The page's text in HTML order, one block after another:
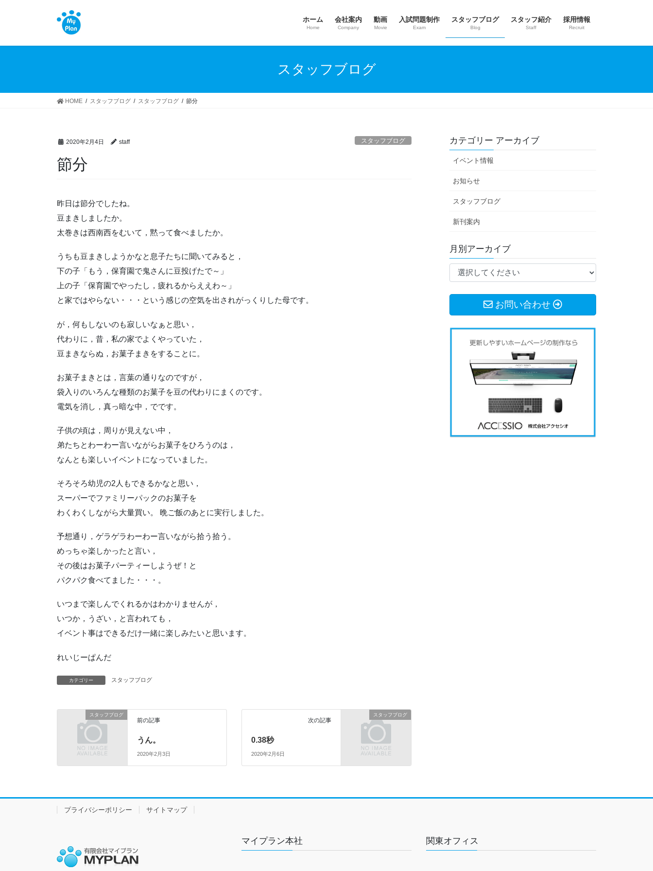
ホーム
Home
会社案内
Company
動画
Movie
入試問題制作
Exam
スタッフブログ
Blog
スタッフ紹介
Staff
採用情報
Recruit
スタッフブログ
HOME スタッフブログ スタッフブログ 節分
2020年2月4日 staff スタッフブログ
節分
昨日は節分でしたね。
豆まきしましたか。
太巻きは西南西をむいて，黙って食べましたか。
うちも豆まきしようかなと息子たちに聞いてみると，
下の子「もう，保育園で鬼さんに豆投げたで～」
上の子「保育園でやったし，疲れるからええわ～」
と家ではやらない・・・という感じの空気を出されがっくりした母です。
が，何もしないのも寂しいなぁと思い，
代わりに，昔，私の家でよくやっていた，
豆まきならぬ，お菓子まきをすることに。
お菓子まきとは，言葉の通りなのですが，
袋入りのいろんな種類のお菓子を豆の代わりにまくのです。
電気を消し，真っ暗な中，でです。
子供の頃は，周りが見えない中，
弟たちとわーわー言いながらお菓子をひろうのは，
なんとも楽しいイベントになっていました。
そろそろ幼児の2人もできるかなと思い，
スーパーでファミリーパックのお菓子を
わくわくしながら大量買い。 晩ご飯のあとに実行しました。
予想通り，ゲラゲラわーわー言いながら拾う拾う。
めっちゃ楽しかったと言い，
その後はお菓子パーティーしようぜ！と
パクパク食べてました・・・。
いつまで楽しんでくれるかはわかりませんが，
いつか，うざい，と言われても，
イベント事はできるだけ一緒に楽しみたいと思います。
れいじーぱんだ
カテゴリー スタッフブログ
スタッフブログ
前の記事
うん。
2020年2月3日
スタッフブログ
次の記事
0.38秒
2020年2月6日
カテゴリー アーカイブ
イベント情報
お知らせ
スタッフブログ
新刊案内
月別アーカイブ
お問い合わせ
プライバシーポリシー サイトマップ
マイプラン本社 関東オフィス